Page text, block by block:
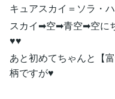
キュアスカイ＝ソラ・
スカイ➡空➡青空➡空に
♥♥
あと初めてちゃんと【
柄ですが♥